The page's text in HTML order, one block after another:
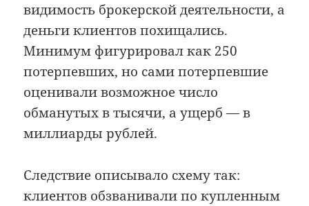
видимость брокерской деятельности, а
деньги клиентов похищались.
Минимум фигурировал как 250
потерпевших, но сами потерпевшие
оценивали возможное число
обманутых в тысячи, а ущерб — в
миллиарды рублей.
Следствие описывало схему так:
клиентов обзванивали по купленным